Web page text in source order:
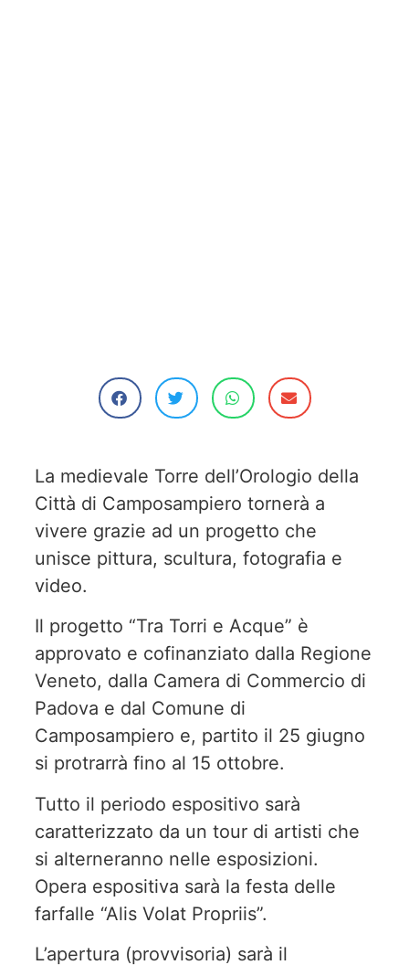
La medievale Torre dell’Orologio della
Città di Camposampiero tornerà a
vivere grazie ad un progetto che
unisce pittura, scultura, fotografia e
video.
Il progetto “Tra Torri e Acque” è
approvato e cofinanziato dalla Regione
Veneto, dalla Camera di Commercio di
Padova e dal Comune di
Camposampiero e, partito il 25 giugno
si protrarrà fino al 15 ottobre.
Tutto il periodo espositivo sarà
caratterizzato da un tour di artisti che
si alterneranno nelle esposizioni.
Opera espositiva sarà la festa delle
farfalle “Alis Volat Propriis”.
L’apertura (provvisoria) sarà il